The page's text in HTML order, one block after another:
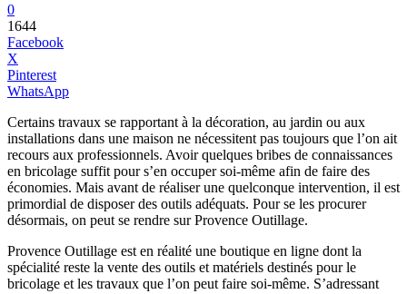
0
1644
Facebook
X
Pinterest
WhatsApp
Certains travaux se rapportant à la décoration, au jardin ou aux
installations dans une maison ne nécessitent pas toujours que l’on ait
recours aux professionnels. Avoir quelques bribes de connaissances
en bricolage suffit pour s’en occuper soi-même afin de faire des
économies. Mais avant de réaliser une quelconque intervention, il est
primordial de disposer des outils adéquats. Pour se les procurer
désormais, on peut se rendre sur Provence Outillage.
Provence Outillage est en réalité une boutique en ligne dont la
spécialité reste la vente des outils et matériels destinés pour le
bricolage et les travaux que l’on peut faire soi-même. S’adressant